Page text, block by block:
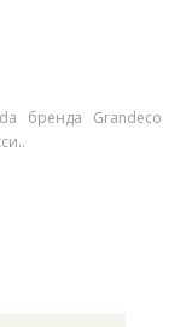
бренда Grandeco